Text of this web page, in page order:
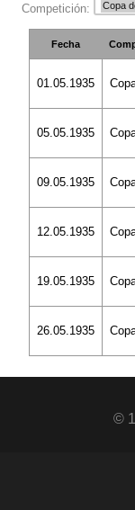
Competición:
Fecha
01.05.1935
05.05.1935
09.05.1935
12.05.1935
19.05.1935
26.05.1935
©